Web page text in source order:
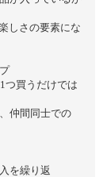
しさの要素にな
つ買うだけでは
仲間同士での
を繰り返